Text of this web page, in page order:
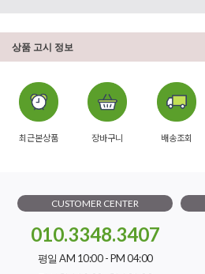
상품 고시 정보
최근본상품 장바구니 배송조회
CUSTOMER CENTER
010.3348.3407
평일 AM 10:00 - PM 04:00